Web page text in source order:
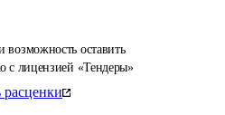
оставить
с лицензией «Тендеры»
расценки